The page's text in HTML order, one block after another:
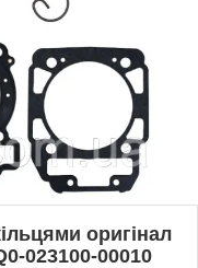
оригінал
023100-00010